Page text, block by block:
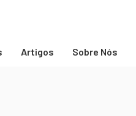
Artigos Sobre Nós